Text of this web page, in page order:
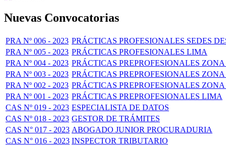
Nuevas Convocatorias
PRA Nº 006 - 2023 PRÁCTICAS PROFESIONALES SEDES
PRA Nº 005 - 2023 PRÁCTICAS PROFESIONALES LIMA
PRA Nº 004 - 2023 PRÁCTICAS PREPROFESIONALES ZONA
PRA Nº 003 - 2023 PRÁCTICAS PREPROFESIONALES ZONA
PRA Nº 002 - 2023 PRÁCTICAS PREPROFESIONALES ZONA
PRA Nº 001 - 2023 PRÁCTICAS PREPROFESIONALES LIMA
CAS Nº 019 - 2023 ESPECIALISTA DE DATOS
CAS Nº 018 - 2023 GESTOR DE TRÁMITES
CAS N° 017 - 2023 ABOGADO JUNIOR PROCURADURIA
CAS N° 016 - 2023 INSPECTOR TRIBUTARIO